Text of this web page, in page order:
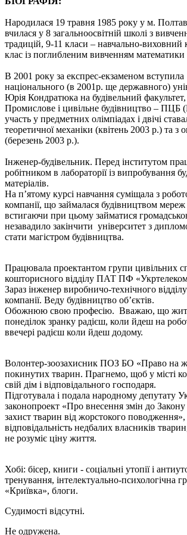
Народилася 19 травня 1985 року у м.
вчилася у 8 загальноосвітній школі з
традицій, 9-11 класи – навчально-
клас із поглибленим вивченням математики
В 2001 року за експрес-екзаменом
національного (в 2001р. ще державного)
Юрія Кондратюка на будівельний факультет,
Промислове і цивільне будівництво – ПЦБ
участь у предметних олімпіадах і двічі
теоретичної механіки (квітень 2003 р.) та з
(березень 2003 р.).
Інженер-будівельник. Перед інститутом
робітником в лабораторії із випробування
матеріалів.
На п’ятому курсі навчання суміщала з
компанії, що займалася будівництвом мереж
встигаючи при цьому займатися
незавадило закінчити університет з
стати магістром будівництва.
Працювала проектантом групи цивільних
кошторисного відділу ПАТ ПФ
Зараз інженер виробничо-технічного
компанії. Веду будівництво об’єктів.
Обожнюю свою професію. Вважаю, що
понеділок зранку радієш, коли йдеш на
ввечері радієш коли йдеш додому.
Волонтер-зоозахисник ПОЗ БО «Право на
покинутих тварин. Прагнемо, щоб у місті
свій дім і відповідального господаря.
Підготувала і подала народному депутату
законопроект «Про внесення змін до
захист тварин від жорстокого
відповідальність недбалих власників
не розуміє ціну життя.
Хобі: бісер, книги - соціальні утопії і
тренування, інтелектуально-психологічна
«Криївка», блоги.
Судимості відсутні.
Не одружена.